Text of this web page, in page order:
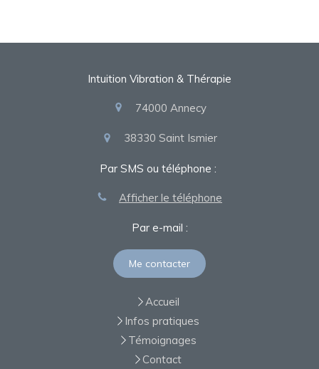
Intuition Vibration & Thérapie
74000 Annecy
38330 Saint Ismier
Par SMS ou téléphone :
Afficher le téléphone
Par e-mail :
Me contacter
Accueil
Infos pratiques
Témoignages
Contact